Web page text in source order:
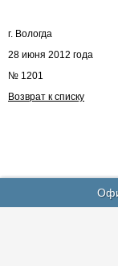
г. Вологда
28 июня 2012 года
№ 1201
Возврат к списку